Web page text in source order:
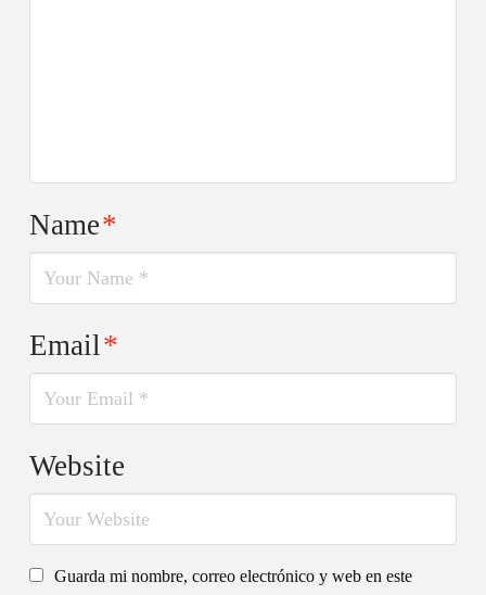
Name*
Email*
Website
Guarda mi nombre, correo electrónico y web en este